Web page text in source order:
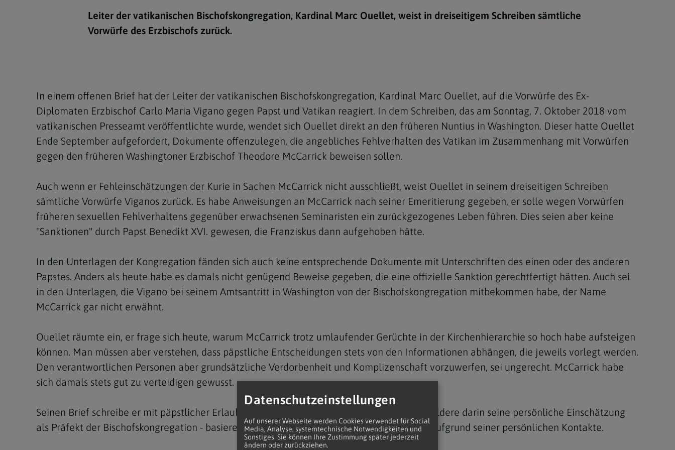
Fastenzeit
Christi Himmelfahrt
Pfingsten
Fronleichnam
Erntedank
Allerheiligen und Allerseelen
Navigation schließen
Navigation schließen
Telefonseelsorge
Konservatorium für
Kirchenmusik
Theologische Kurse
Navigation schließen
Personen
Anderssprachige Gemeinden
Organigramm
Meldungsarchiv
Navigation schließen
Leiter der vatikanischen Bischofskongregation, Kardinal Marc Ouellet, weist in dreiseitigem Schreiben sämtliche
Vorwürfe des Erzbischofs zurück.
In einem offenen Brief hat der Leiter der vatikanischen Bischofskongregation, Kardinal Marc Ouellet, auf die Vorwürfe des Ex-
Diplomaten Erzbischof Carlo Maria Vigano gegen Papst und Vatikan reagiert. In dem Schreiben, das am Sonntag, 7. Oktober 2018 vom
vatikanischen Presseamt veröffentlichte wurde, wendet sich Ouellet direkt an den früheren Nuntius in Washington. Dieser hatte Ouellet
Ende September aufgefordert, Dokumente offenzulegen, die angebliches Fehlverhalten des Vatikan im Zusammenhang mit Vorwürfen
gegen den früheren Washingtoner Erzbischof Theodore McCarrick beweisen sollen.
Auch wenn er Fehleinschätzungen der Kurie in Sachen McCarrick nicht ausschließt, weist Ouellet in seinem dreiseitigen Schreiben
sämtliche Vorwürfe Viganos zurück. Es habe Anweisungen an McCarrick nach seiner Emeritierung gegeben, er solle wegen Vorwürfen
früheren sexuellen Fehlverhaltens gegenüber erwachsenen Seminaristen ein zurückgezogenes Leben führen. Dies seien aber keine
"Sanktionen" durch Papst Benedikt XVI. gewesen, die Franziskus dann aufgehoben hätte.
In den Unterlagen der Kongregation fänden sich auch keine entsprechende Dokumente mit Unterschriften des einen oder des anderen
Papstes. Anders als heute habe es damals nicht genügend Beweise gegeben, die eine offizielle Sanktion gerechtfertigt hätten. Auch sei
in den Unterlagen, die Vigano bei seinem Amtsantritt in Washington von der Bischofskongregation mitbekommen habe, der Name
McCarrick gar nicht erwähnt.
Ouellet räumte ein, er frage sich heute, warum McCarrick trotz umlaufender Gerüchte in der Kirchenhierarchie so hoch habe aufsteigen
können. Man müssen aber verstehen, dass päpstliche Entscheidungen stets von den Informationen abhängen, die jeweils vorlegt werden.
Den verantwortlichen Personen aber grundsätzliche Verdorbenheit und Komplizenschaft vorzuwerfen, sei ungerecht. McCarrick habe
sich damals stets gut zu verteidigen gewusst.
Seinen Brief schreibe er mit päpstlicher Erlaubnis, so der kanadische Kurienkardinal. Er schildere darin seine persönliche Einschätzung
als Präfekt der Bischofskongregation - basierend auf der Aktenlage in seiner Behörde wie aufgrund seiner persönlichen Kontakte.
Datenschutzeinstellungen
Auf unserer Webseite werden Cookies verwendet für Social
Media, Analyse, systemtechnische Notwendigkeiten und
Sonstiges. Sie können Ihre Zustimmung später jederzeit
ändern oder zurückziehen.